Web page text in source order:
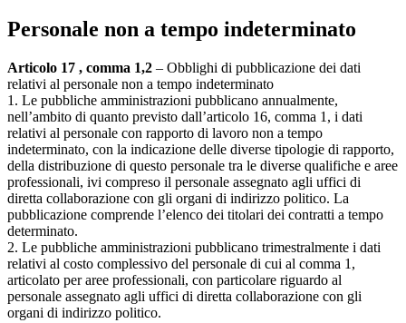
Personale non a tempo indeterminato
Articolo 17 , comma 1,2 – Obblighi di pubblicazione dei dati
relativi al personale non a tempo indeterminato
1. Le pubbliche amministrazioni pubblicano annualmente,
nell’ambito di quanto previsto dall’articolo 16, comma 1, i dati
relativi al personale con rapporto di lavoro non a tempo
indeterminato, con la indicazione delle diverse tipologie di rapporto,
della distribuzione di questo personale tra le diverse qualifiche e aree
professionali, ivi compreso il personale assegnato agli uffici di
diretta collaborazione con gli organi di indirizzo politico. La
pubblicazione comprende l’elenco dei titolari dei contratti a tempo
determinato.
2. Le pubbliche amministrazioni pubblicano trimestralmente i dati
relativi al costo complessivo del personale di cui al comma 1,
articolato per aree professionali, con particolare riguardo al
personale assegnato agli uffici di diretta collaborazione con gli
organi di indirizzo politico.